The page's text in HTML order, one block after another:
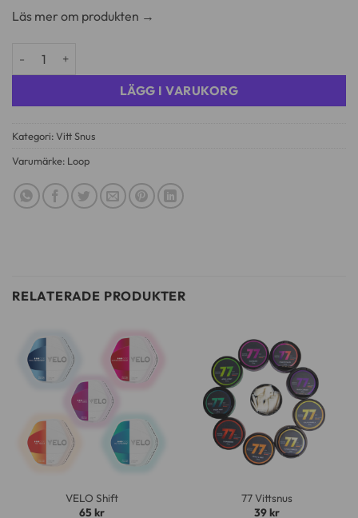
Läs mer om produkten →
LÄGG I VARUKORG
Kategori:Vitt Snus
Varumärke: Loop
RELATERADE PRODUKTER
VELO Shift
65 kr
77 Vittsnus
39kr